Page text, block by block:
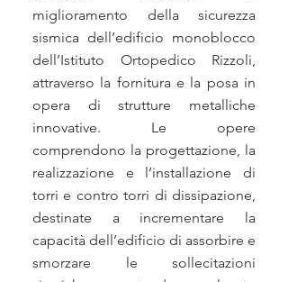
miglioramento della sicurezza
sismica dell’edificio monoblocco
dell’Istituto Ortopedico Rizzoli,
attraverso la fornitura e la posa in
opera di strutture metalliche
innovative. Le opere
comprendono la progettazione, la
realizzazione e l’installazione di
torri e contro torri di dissipazione,
destinate a incrementare la
capacità dell’edificio di assorbire e
smorzare le sollecitazioni